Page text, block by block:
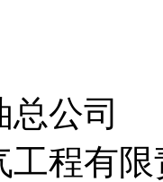
公司
工程有